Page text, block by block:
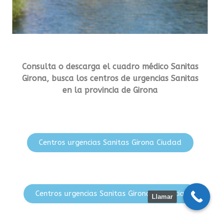
Consulta o descarga el cuadro médico Sanitas
Girona, busca los centros de urgencias Sanitas
en la provincia de Girona
Centros urgencias Sanitas Girona Ciudad
Centros urgencias Sanitas Girona Provincia
Llamar